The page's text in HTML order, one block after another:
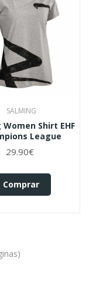
SALMING
Women Shirt EHF
League
29.90€
Comprar